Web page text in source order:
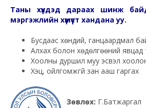
Таны хүүхдэд дараах шинж
мэргэжлийн хүмүүст хандана уу.
Бусдаас хөндий, ганцаардмал
Алхах болон хөдөлгөөний явцад
Хоолны дуршил муу эсвэл
Хэцүү, ойлгомжгүй зан ааш гаргах
Зөвлөх: Г.Батжаргал